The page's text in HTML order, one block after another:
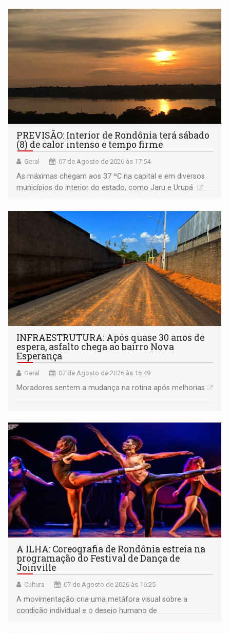
PREVISÃO: Interior de Rondônia terá sábado
(8) de calor intenso e tempo firme
Geral 07 de Agosto de 2026 às 17:54
As máximas chegam aos 37 ºC na capital e em diversos
municípios do interior do estado, como Jaru e Urupá
INFRAESTRUTURA: Após quase 30 anos de
espera, asfalto chega ao bairro Nova
Esperança
Geral 07 de Agosto de 2026 às 16:49
Moradores sentem a mudança na rotina após melhorias
A ILHA: Coreografia de Rondônia estreia na
programação do Festival de Dança de
Joinville
Cultura 07 de Agosto de 2026 às 16:25
A movimentação cria uma metáfora visual sobre a
condição individual e o desejo humano de